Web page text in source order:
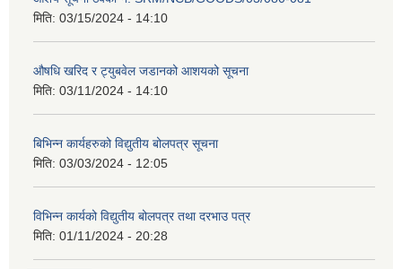
मिति: 03/15/2024 - 14:10
औषधि खरिद र ट्युबवेल जडानको आशयको सूचना
मिति: 03/11/2024 - 14:10
बिभिन्न कार्यहरुको विद्युतीय बोलपत्र सूचना
मिति: 03/03/2024 - 12:05
विभिन्न कार्यको विद्युतीय बोलपत्र तथा दरभाउ पत्र
मिति: 01/11/2024 - 20:28